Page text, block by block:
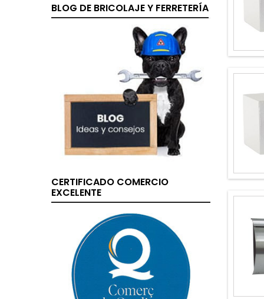
BLOG DE BRICOLAJE Y FERRETERÍA
CERTIFICADO COMERCIO
EXCELENTE